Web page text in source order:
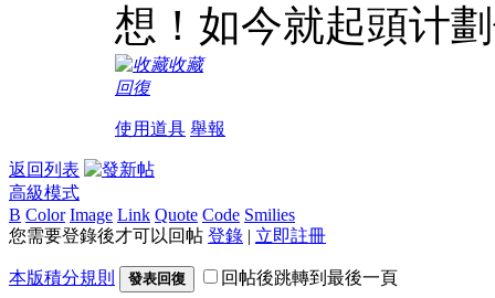
想！如今就起頭计
收藏
回復
使用道具 舉報
返回列表
高級模式
B Color Image Link Quote Code Smilies
您需要登錄後才可以回帖 登錄 | 立即註冊
本版積分規則 發表回復 回帖後跳轉到最後一頁